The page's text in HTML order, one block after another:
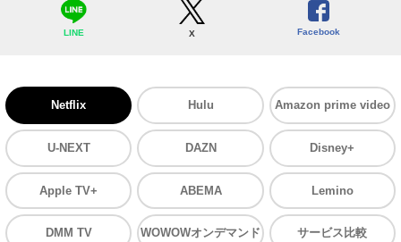
LINE X Facebook
Netflix Hulu Amazon prime video
U-NEXT DAZN Disney+
Apple TV+ ABEMA Lemino
DMM TV WOWOWオンデマンド サービス比較